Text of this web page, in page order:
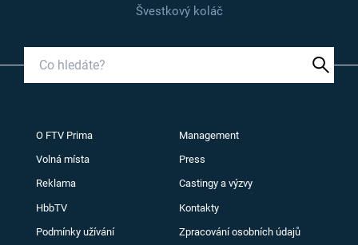
Švestkový koláč
O FTV Prima Management
Volná místa Press
Reklama Castingy a výzvy
HbbTV Kontakty
Podmínky užívání Zpracování osobních údajů